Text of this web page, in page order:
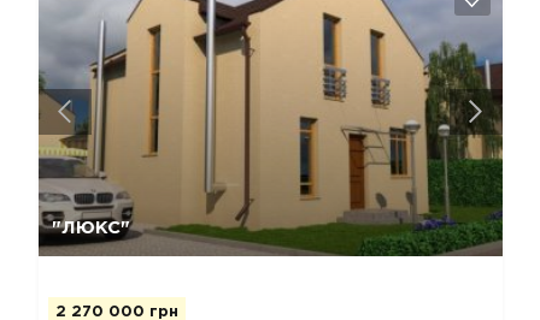
"ЛЮКС"
2 270 000 грн
Да, удалить Отмена